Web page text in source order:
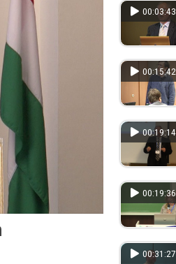
00:03:43
00:15:42
00:19:14
00:19:36
00:31:27